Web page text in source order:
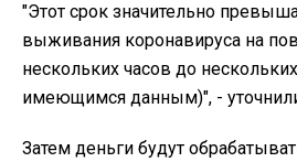
"Этот срок значительно
выживания коронавируса на
нескольких часов до
имеющимся данным)", -
Затем деньги будут